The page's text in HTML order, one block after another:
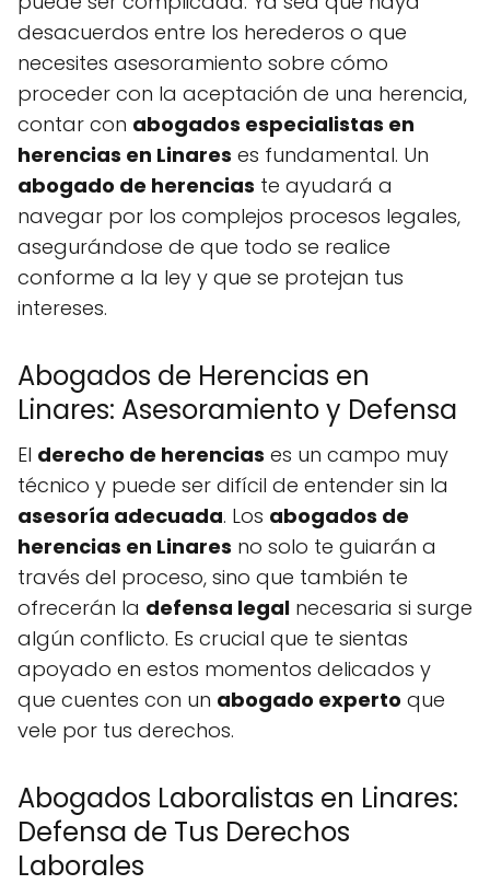
desacuerdos entre los herederos o que
necesites asesoramiento sobre cómo
proceder con la aceptación de una herencia,
contar con abogados especialistas en
herencias en Linares es fundamental. Un
abogado de herencias te ayudará a
navegar por los complejos procesos legales,
asegurándose de que todo se realice
conforme a la ley y que se protejan tus
intereses.
Abogados de Herencias en
Linares: Asesoramiento y Defensa
El derecho de herencias es un campo muy
técnico y puede ser difícil de entender sin la
asesoría adecuada. Los abogados de
herencias en Linares no solo te guiarán a
través del proceso, sino que también te
ofrecerán la defensa legal necesaria si surge
algún conflicto. Es crucial que te sientas
apoyado en estos momentos delicados y
que cuentes con un abogado experto que
vele por tus derechos.
Abogados Laboralistas en Linares:
Defensa de Tus Derechos
Laborales